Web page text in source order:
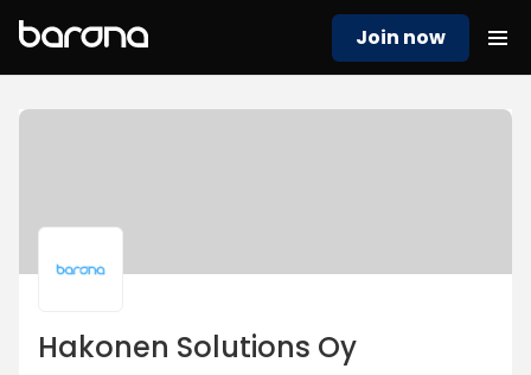
Join now
Hakonen Solutions Oy